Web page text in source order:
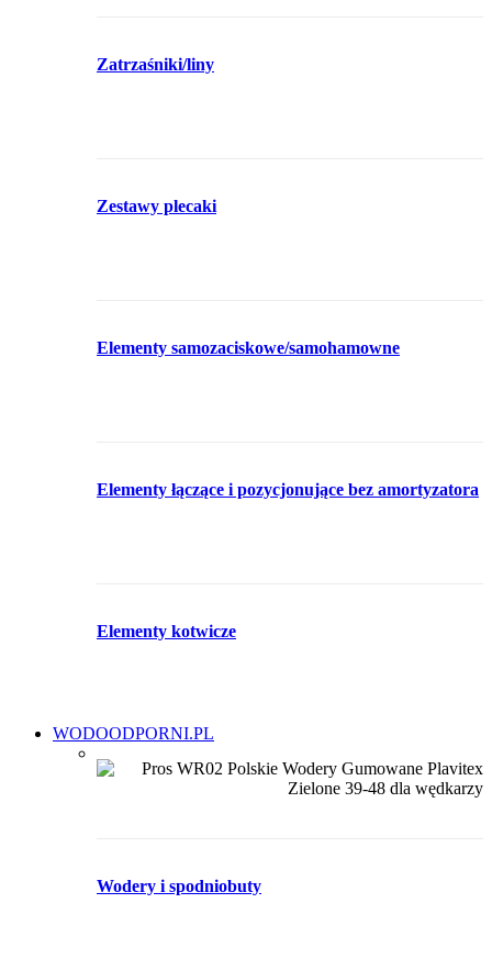
Zatrzaśniki/liny
Zestawy plecaki
Elementy samozaciskowe/samohamowne
Elementy łączące i pozycjonujące bez amortyzatora
Elementy kotwicze
WODOODPORNI.PL
Wodery i spodniobuty